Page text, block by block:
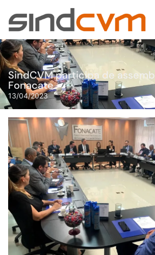
SindCVM participa de
Fonacate
13/04/2023